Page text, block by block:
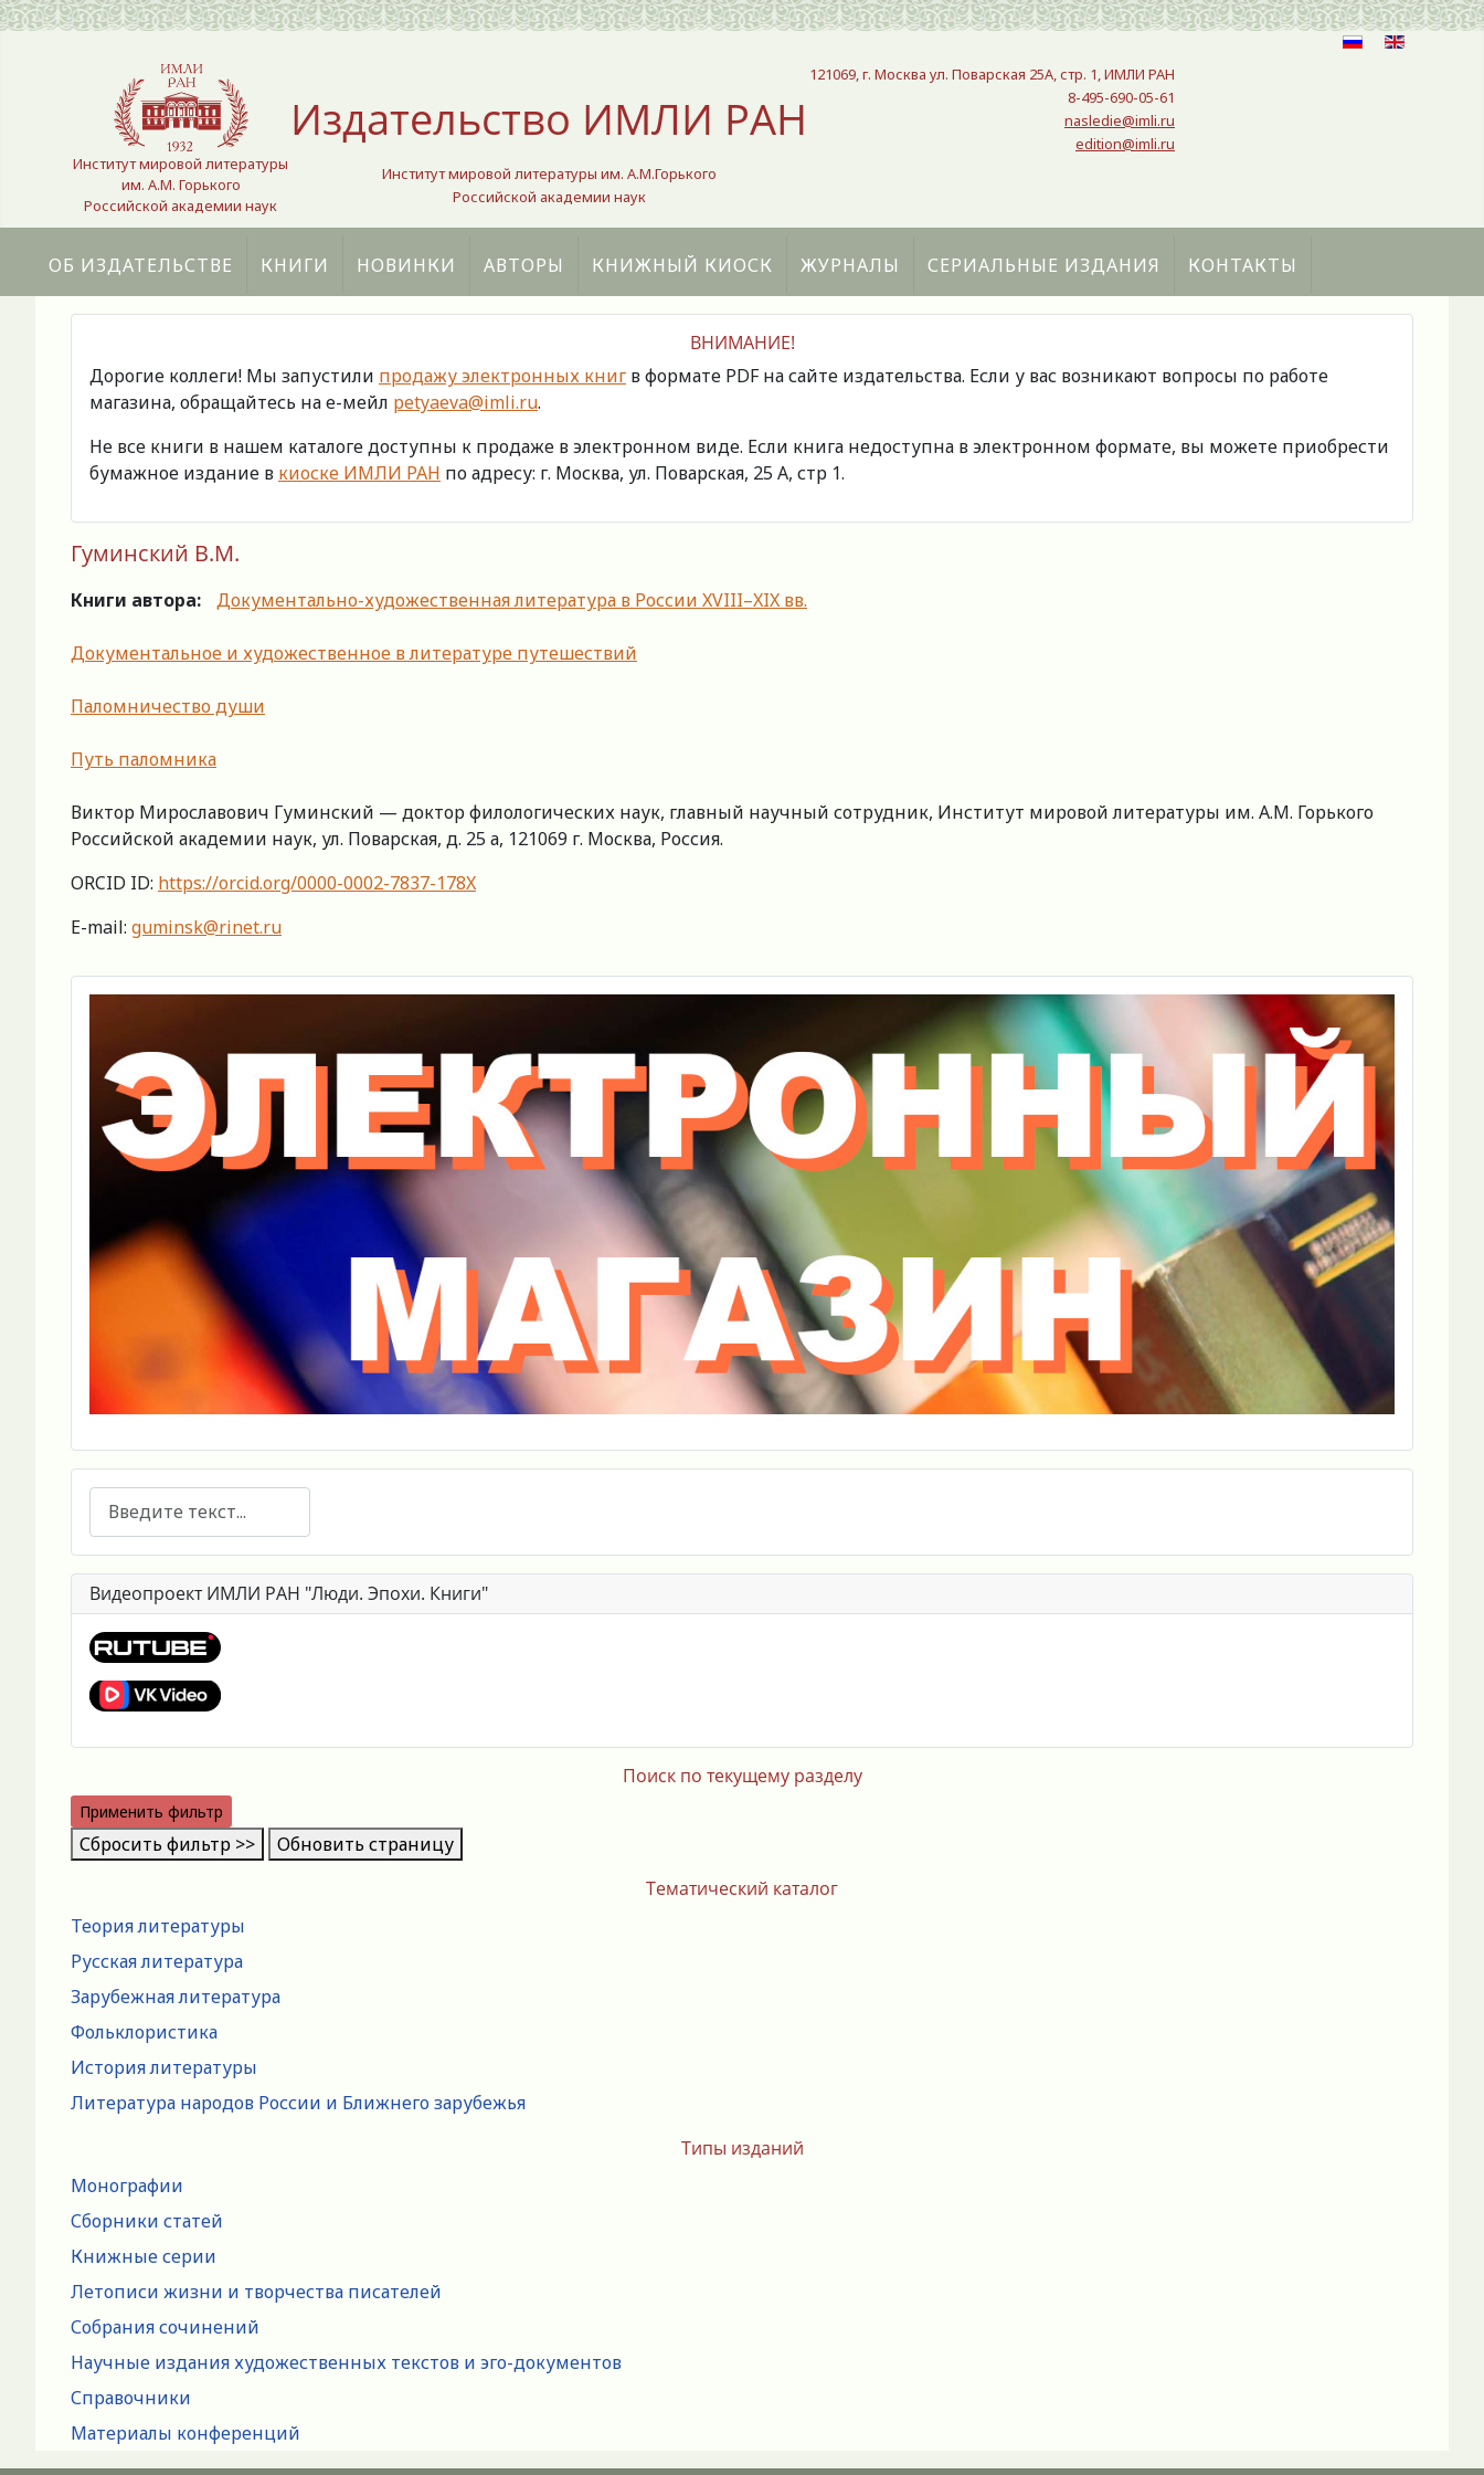
Выберите язык
Институт мировой литературы
им. А.М. Горького
Российской академии наук
Издательство ИМЛИ РАН
Институт мировой литературы им. А.М.Горького
Российской академии наук
121069, г. Москва ул. Поварская 25A, стр. 1, ИМЛИ РАН
8-495-690-05-61
nasledie@imli.ru
edition@imli.ru
ОБ ИЗДАТЕЛЬСТВЕ КНИГИ НОВИНКИ АВТОРЫ КНИЖНЫЙ КИОСК ЖУРНАЛЫ СЕРИАЛЬНЫЕ ИЗДАНИЯ КОНТАКТЫ
Тематический каталог
Теория литературы
Русская литература
Зарубежная литература
Фольклористика
История литературы
Литература народов России и Ближнего зарубежья
Типы изданий
Монографии
Сборники статей
Книжные серии
Летописи жизни и творчества писателей
Собрания сочинений
Научные издания художественных текстов и эго-документов
Справочники
Материалы конференций
ВНИМАНИЕ!
Дорогие коллеги! Мы запустили продажу электронных книг в формате PDF на сайте издательства. Если у вас возникают вопросы по работе
магазина, обращайтесь на е-мейл petyaeva@imli.ru.
Не все книги в нашем каталоге доступны к продаже в электронном виде. Если книга недоступна в электронном формате, вы можете приобрести
бумажное издание в киоске ИМЛИ РАН по адресу: г. Москва, ул. Поварская, 25 А, стр 1.
Гуминский В.М.
Книги автора: Документально-художественная литература в России XVIII–XIX вв.
Документальное и художественное в литературе путешествий
Паломничество души
Путь паломника
Виктор Мирославович Гуминский — доктор филологических наук, главный научный сотрудник, Институт мировой литературы им. А.М. Горького
Российской академии наук, ул. Поварская, д. 25 а, 121069 г. Москва, Россия.
ORCID ID: https://orcid.org/0000-0002-7837-178X
Е-mail: guminsk@rinet.ru
Поиск
Видеопроект ИМЛИ РАН "Люди. Эпохи. Книги"
Поиск по текущему разделу
Применить фильтр
Сбросить фильтр >> Обновить страницу